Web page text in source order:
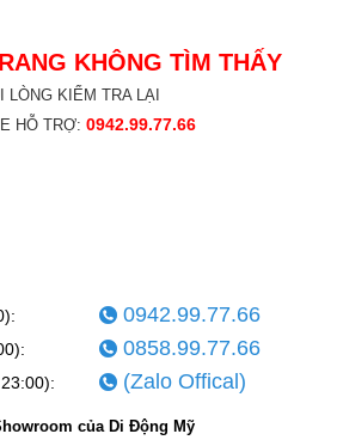
KHÔNG TÌM THẤY
LÒNG KIỂM TRA LẠI
HỖ TRỢ: 0942.99.77.66
0942.99.77.66
0858.99.77.66
(Zalo Offical)
của Di Động Mỹ